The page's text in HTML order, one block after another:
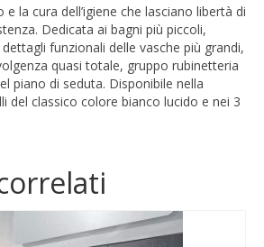
e la cura dell’igiene che lasciano libertà di
Dedicata ai bagni più piccoli,
funzionali delle vasche più grandi,
quasi totale, gruppo rubinetteria
piano di seduta. Disponibile nella
del classico colore bianco lucido e nei 3